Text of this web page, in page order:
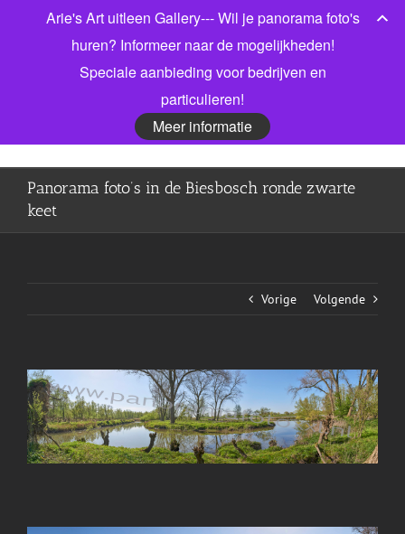
Bel gerust voor meer informatie! 06 53913303 |
Facebook
X LinkedIn
Panorama foto’s in de Biesbosch ronde zwarte
keet
Vorige Volgende
View
Larger
Image
Arie's Art uitleen Gallery--- Wil je panorama foto's
huren? Informeer naar de mogelijkheden!
Speciale aanbieding voor bedrijven en
particulieren!
Meer informatie